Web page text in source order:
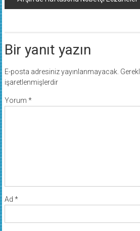
Bir yanıt yazın
E-posta adresiniz yayınlanmayacak.
işaretlenmişlerdir
Yorum *
Ad *